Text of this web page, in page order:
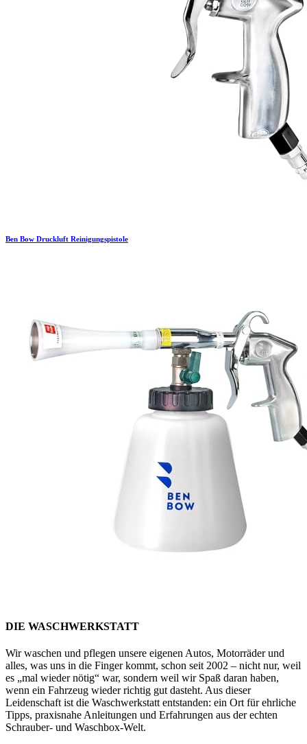
Ben Bow Druckluft Reinigungspistole
DIE WASCHWERKSTATT
Wir waschen und pflegen unsere eigenen Autos, Motorräder und
alles, was uns in die Finger kommt, schon seit 2002 – nicht nur, weil
es „mal wieder nötig“ war, sondern weil wir Spaß daran haben,
wenn ein Fahrzeug wieder richtig gut dasteht. Aus dieser
Leidenschaft ist die Waschwerkstatt entstanden: ein Ort für ehrliche
Tipps, praxisnahe Anleitungen und Erfahrungen aus der echten
Schrauber- und Waschbox-Welt.